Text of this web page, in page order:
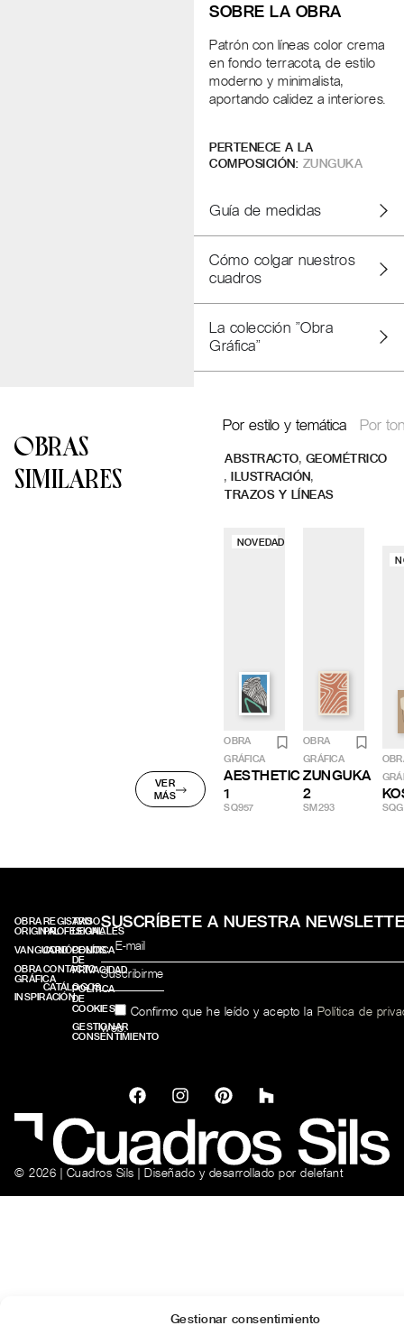
Gestionar consentimiento
SOBRE LA OBRA
Patrón con líneas color crema
en fondo terracota, de estilo
moderno y minimalista,
aportando calidez a interiores.
PERTENECE A LA
COMPOSICIÓN: ZUNGUKA
Guía de medidas
Cómo colgar nuestros
cuadros
La colección "Obra
Gráfica"
OBRAS
SIMILARES
VER
MÁS
Por estilo y temática Por
ABSTRACTO, GEOMÉTRICO
, ILUSTRACIÓN,
TRAZOS Y LÍNEAS
NOVEDAD
OBRA
GRÁFICA
AESTHETIC
1
SQ957
OBRA
GRÁFICA
ZUNGUKA
2
SM293
OBRA
ORIGINAL
VANGUARD
OBRA
GRÁFICA
INSPIRACIÓN
REGISTRO
PROFESIONALES
CONÓCENOS
CONTACTO
CATÁLOGOS
AVISO
LEGAL
POLÍTICA
DE
PRIVACIDAD
POLÍTICA
DE
COOKIES
GESTIONAR
CONSENTIMIENTO
SUSCRÍBETE A NUESTRA
Confirmo que he leído y acepto la Política de
web.
© 2026 | Cuadros Sils | Diseñado y desarrollado por delefant